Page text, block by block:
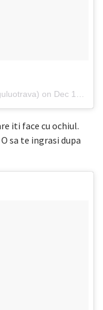
on Dec 12, 2014 at 7:03am PST
iti face cu ochiul.
sa te ingrasi dupa